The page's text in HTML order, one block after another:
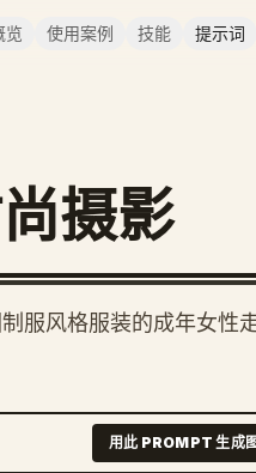
览 使用案例 技能 提示词
摄影
服风格服装的成年女性
用此 PROMPT 生成